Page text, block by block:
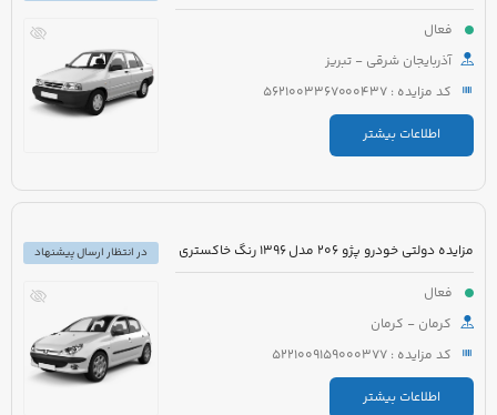
فعال
آذربایجان شرقی - تبریز
کد مزایده : 5621003367000437
اطلاعات بیشتر
مزایده دولتی خودرو پژو 206 مدل 1396 رنگ خاکستری
فعال
کرمان - کرمان
کد مزایده : 5221009159000377
اطلاعات بیشتر
در انتظار ارسال پیشنهاد